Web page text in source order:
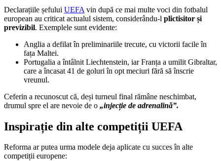
Declarațiile șefului UEFA vin după ce mai multe voci din fotbalul
european au criticat actualul sistem, considerându-l plictisitor și
previzibil. Exemplele sunt evidente:
Anglia a defilat în preliminariile trecute, cu victorii facile în
fața Maltei.
Portugalia a întâlnit Liechtenstein, iar Franța a umilit Gibraltar,
care a încasat 41 de goluri în opt meciuri fără să înscrie
vreunul.
Ceferin a recunoscut că, deși turneul final rămâne neschimbat,
drumul spre el are nevoie de o „injecție de adrenalină”.
Inspirație din alte competiții UEFA
Reforma ar putea urma modele deja aplicate cu succes în alte
competiții europene: